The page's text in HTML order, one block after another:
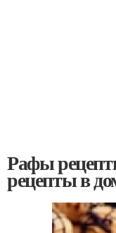
Рафы
рецепты в